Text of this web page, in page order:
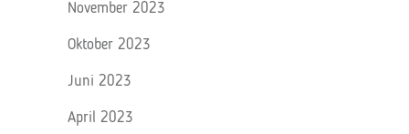
November 2023
Oktober 2023
Juni 2023
April 2023